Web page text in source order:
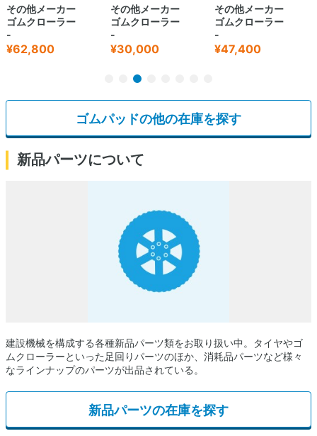
その他メーカー
ゴムクローラー
-
¥62,800
その他メーカー
ゴムクローラー
-
¥30,000
その他メーカー
ゴムクローラー
-
¥47,400
ゴムパッドの他の在庫を探す
新品パーツについて
建設機械を構成する各種新品パーツ類をお取り扱い中。タイヤやゴ
ムクローラーといった足回りパーツのほか、消耗品パーツなど様々
なラインナップのパーツが出品されている。
新品パーツの在庫を探す